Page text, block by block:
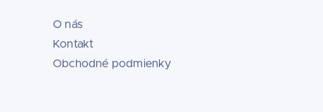
O nás
Kontakt
Obchodné podmienky